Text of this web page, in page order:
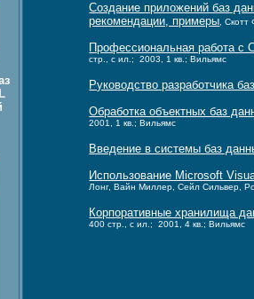
Создание приложений баз
рекомендации, примеры ,
Профессиональная работа с
стр., с ил.; 2003, 1 кв.; Вильямс
Руководство разработчика
Обработка объектных баз
2001, 1 кв.; Вильямс
Введение в системы баз
Использование Microsoft
Лонг, Вайн Миллер, Сейл Сильвер,
Корпоративные хранилища
400 стр., с ил.; 2001, 4 кв.; Вильямс